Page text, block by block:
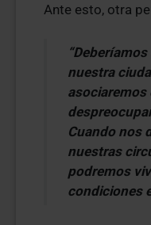
Ante esto, otra
nuestra
asociaremos
Cuando nos
nuestras
podremos
condiciones